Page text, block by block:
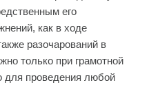
его
как в ходе
разочарований в
только при грамотной
для проведения любой